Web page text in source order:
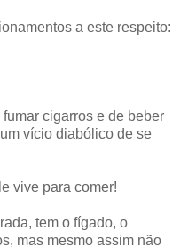
a este respeito:
cigarros e de beber
vício diabólico de se
vive para comer!
tem o fígado, o
mas mesmo assim não